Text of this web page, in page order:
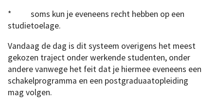
* soms kun je eveneens recht hebben op een
studietoelage.
Vandaag de dag is dit systeem overigens het meest
gekozen traject onder werkende studenten, onder
andere vanwege het feit dat je hiermee eveneens een
schakelprogramma en een postgraduaatopleiding
mag volgen.